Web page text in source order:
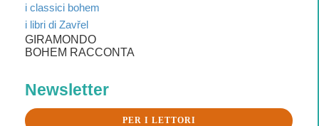
i classici bohem
i libri di Zavřel
GIRAMONDO
BOHEM RACCONTA
Newsletter
PER I LETTORI